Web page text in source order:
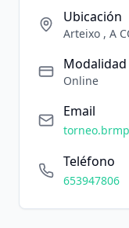
Ubicación
Arteixo , A
Modalidad
Online
Email
Teléfono
653947806